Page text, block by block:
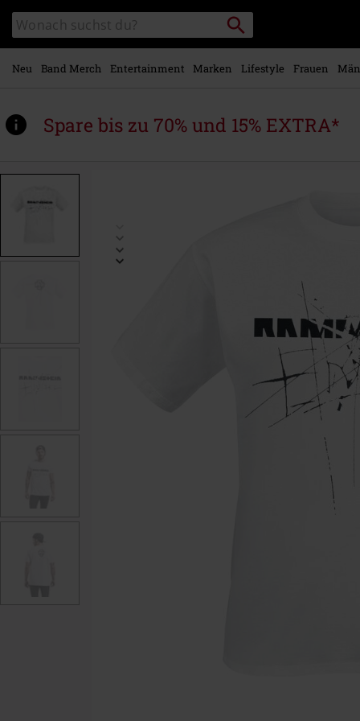
Hauptinhalt
springen
Katalog
durchsuchen
Packstation
suchen
Neu Band Merch Entertainment Marken Lifestyle Frauen
Spare bis zu 70% und 15% EXTRA*
www.emp.at/p/engel/507746.html